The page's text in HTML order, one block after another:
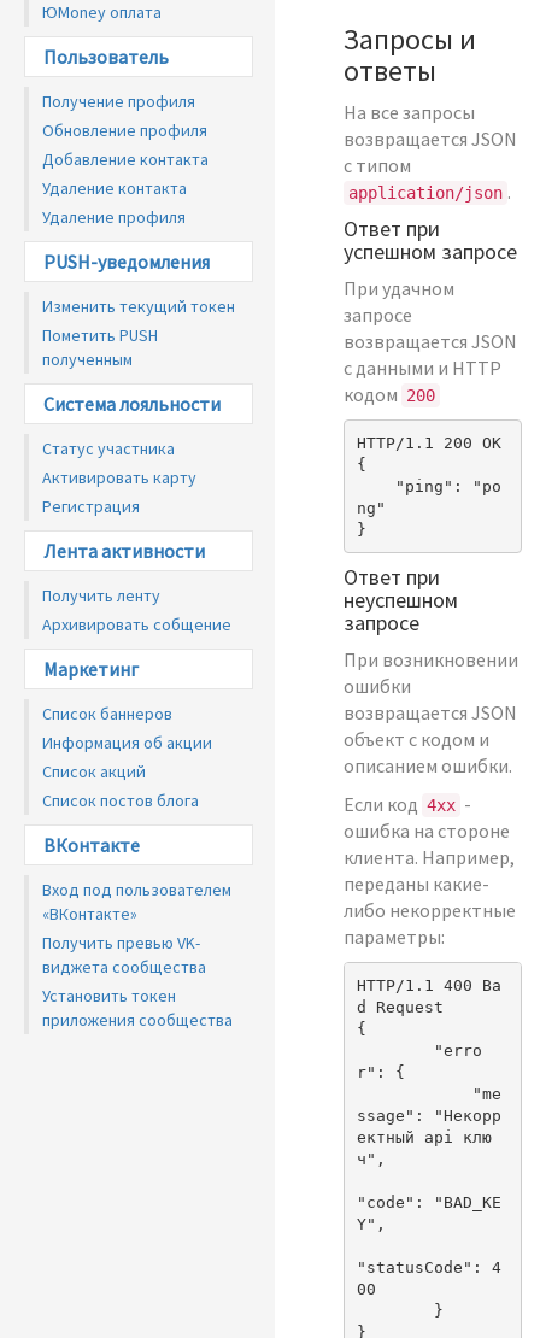
ЮMoney оплата
Пользователь
Получение профиля
Обновление профиля
Добавление контакта
Удаление контакта
Удаление профиля
PUSH-уведомления
Изменить текущий токен
Пометить PUSH
полученным
Система лояльности
Статус участника
Активировать карту
Регистрация
Лента активности
Получить ленту
Архивировать собщение
Маркетинг
Список баннеров
Информация об акции
Список акций
Список постов блога
ВКонтакте
Вход под пользователем
«ВКонтакте»
Получить превью VK-
виджета сообщества
Установить токен
приложения сообщества
Запросы и
ответы
На все запросы
возвращается JSON
с типом
application/json .
Ответ при
успешном запросе
При удачном
запросе
возвращается JSON
с данными и HTTP
кодом 200
HTTP/1.1 200 OK
{
ng"
Ответ при
неуспешном
запросе
При возникновении
ошибки
возвращается JSON
объект с кодом и
описанием ошибки.
Если код 4xx -
ошибка на стороне
клиента. Например,
переданы какие-
либо некорректные
параметры:
HTTP/1.1 400 Ba
d Request
{
r": {
ssage": "Некорр
ектный api клю
ч",
"code": "BAD_KE
Y",
"statusCode": 4
00